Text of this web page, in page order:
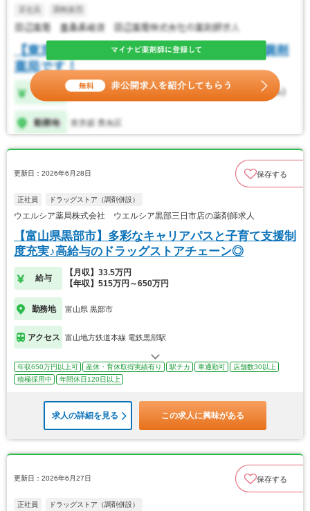
更新日：2026年6月28日 保存する
正社員 ドラッグストア（調剤併設）
ウエルシア薬局株式会社 ウエルシア黒部三日市店の薬剤師求人
【富山県黒部市】多彩なキャリアパスと子育て支援制
度充実♪高給与のドラッグストアチェーン◎
給与
【月収】33.5万円
【年収】515万円～650万円
勤務地 富山県 黒部市
アクセス 富山地方鉄道本線 電鉄黒部駅
年収650万円以上可 産休・育休取得実績有り 駅チカ 車通勤可
店舗数30以上
積極採用中
年間休日120日以上
求人の詳細を見る この求人に興味がある
更新日：2026年6月27日 保存する
正社員 ドラッグストア（調剤併設）